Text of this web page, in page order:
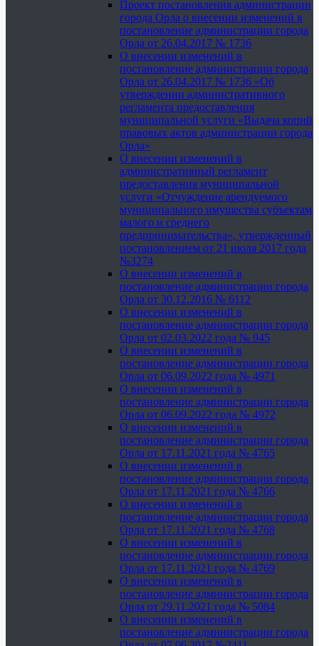
Проект постановления администрации
города Орла о внесении изменений в
постановление администрации города
Орла от 26.04.2017 № 1736
О внесении изменений в
постановление администрации города
Орла от 26.04.2017 № 1736 «Об
утверждении административного
регламента предоставления
муниципальной услуги «Выдача копий
правовых актов администрации города
Орла»
О внесении изменений в
административный регламент
предоставления муниципальной
услуги «Отчуждение арендуемого
муниципального имущества субъектам
малого и среднего
предпринимательства», утвержденный
постановлением от 21 июля 2017 года
№3274
О внесении изменений в
постановление администрации города
Орла от 30.12.2016 № 6112
О внесении изменений в
постановление администрации города
Орла от 02.03.2022 года № 945
О внесении изменений в
постановление администрации города
Орла от 06.09.2022 года № 4971
О внесении изменений в
постановление администрации города
Орла от 06.09.2022 года № 4972
О внесении изменений в
постановление администрации города
Орла от 17.11.2021 года № 4765
О внесении изменений в
постановление администрации города
Орла от 17.11.2021 года № 4766
О внесении изменений в
постановление администрации города
Орла от 17.11.2021 года № 4768
О внесении изменений в
постановление администрации города
Орла от 17.11.2021 года № 4769
О внесении изменений в
постановление администрации города
Орла от 29.11.2021 года № 5084
О внесении изменений в
постановление администрации города